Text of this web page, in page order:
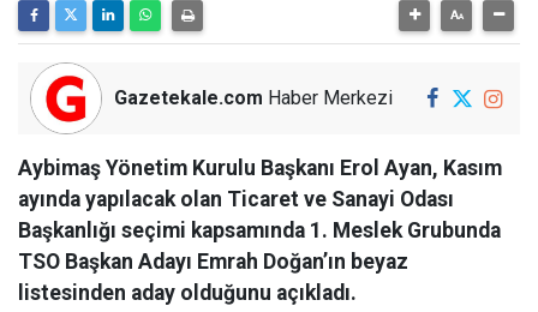
Gazetekale.com Haber Merkezi
Aybimaş Yönetim Kurulu Başkanı Erol Ayan, Kasım
ayında yapılacak olan Ticaret ve Sanayi Odası
Başkanlığı seçimi kapsamında 1. Meslek Grubunda
TSO Başkan Adayı Emrah Doğan’ın beyaz
listesinden aday olduğunu açıkladı.